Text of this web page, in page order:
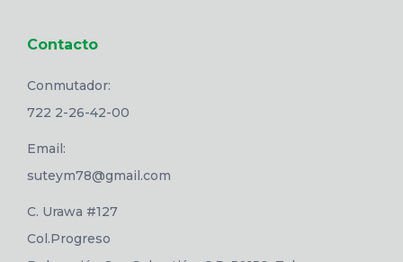
Contacto
Conmutador:
722 2-26-42-00
Email:
suteym78@gmail.com
C. Urawa #127
Col.Progreso